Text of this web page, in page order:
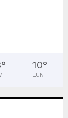
° 10°
LUN